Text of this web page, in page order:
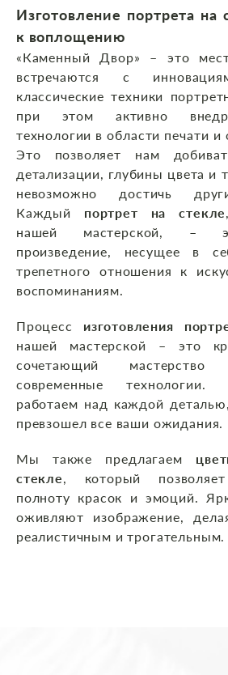
Изготовление портрета на
к воплощению
«Каменный Двор» – это
встречаются с
классические техники
при этом активно
технологии в области печати и
Это позволяет нам
детализации, глубины цвета и
невозможно достичь
Каждый портрет на стекле
нашей мастерской, –
произведение, несущее в
трепетного отношения к
воспоминаниям.
Процесс изготовления
нашей мастерской – это
сочетающий
современные
работаем над каждой
превзошел все ваши ожидания.
Мы также предлагаем
стекле, который
полноту красок и эмоций.
оживляют изображение,
реалистичным и трогательным.